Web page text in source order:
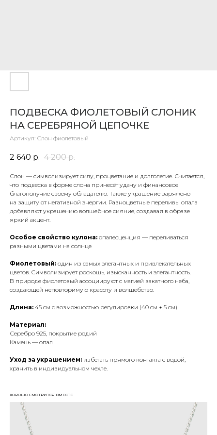
ПОДВЕСКА ФИОЛЕТОВЫЙ СЛОНИК
НА СЕРЕБРЯНОЙ ЦЕПОЧКЕ
Артикул: Слон фиолетовый
2 640 р. 4 200 р.
Слон — символизирует силу, процветание и долголетие. Считается,
что подвеска в форме слона принесёт удачу и финансовое
благополучие своему обладателю. Также украшение заряжено
на защиту от негативной энергии. Разноцветные переливы опала
добавляют украшению волшебное сияние, создавая в образе
яркий акцент.
Особое свойство кулона: опалесценция — переливаться
разными цветами на солнце
Фиолетовый: один из самых элегантных и привлекательных
цветов. Cимволизирует роскошь, изысканность и элегантность.
В природе фиолетовый ассоциируют с магией закатного неба,
создающей неповторимую красоту и волшебство.
Длина: 45 см с возможностью регулировки (40 см + 5 см)
Материал:
Серебро 925, покрытие родий
Камень — опал
Уход за украшением: избегать прямого контакта с водой,
хранить в индивидуальном чехле.
ХОРОШО СМОТРИТСЯ ВМЕСТЕ